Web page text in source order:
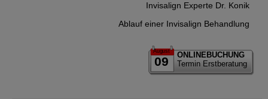
Invisalign Experte Dr. Konik
Ablauf einer Invisalign Behandlung
August
09
ONLINEBUCHUNG
Termin Erstberatung